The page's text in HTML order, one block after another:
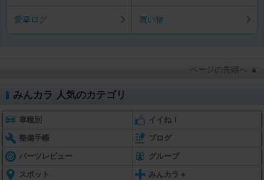
愛車ログ 買い物
ページの先頭へ ▲
みんカラ 人気のカテゴリ
車種別 イイね！
整備手帳 ブログ
パーツレビュー グループ
スポット みんカラ＋